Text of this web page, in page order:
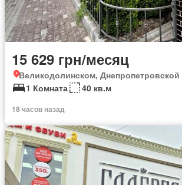
15 629 грн/месяц
Великодолинском, Днепропетровской
1 Комната
40 кв.м
18 часов назад